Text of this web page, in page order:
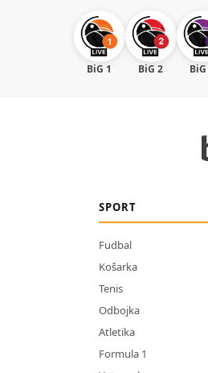
BiG 1 BiG 2
SPORT
Fudbal
Košarka
Tenis
Odbojka
Atletika
Formula 1